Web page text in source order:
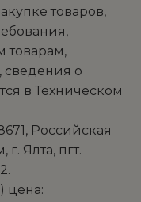
товаров,
товарам,
о
в Техническом
Российская
Ялта, пгт.
цена: